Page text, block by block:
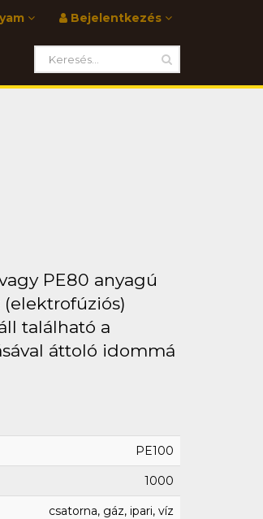
Bejelentkezés
vagy PE80 anyagú
található a
áttoló idommá
PE100
1000
csatorna, gáz, ipari, víz